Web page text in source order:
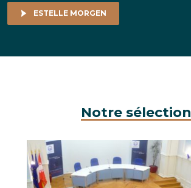
ESTELLE MORGEN
Notre sélection
Salle des Séances / CCI Mulhouse